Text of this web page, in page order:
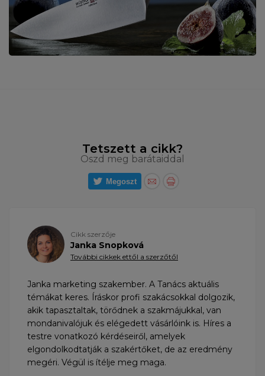
Tetszett a cikk?
Oszd meg barátaiddal
Megoszt
Cikk szerzője
Janka Snopková
További cikkek ettől a szerzőtől
Janka marketing szakember. A Tanács aktuális
témákat keres. Íráskor profi szakácsokkal dolgozik,
akik tapasztaltak, törődnek a szakmájukkal, van
mondanivalójuk és elégedett vásárlóink is. Híres a
testre vonatkozó kérdéseiről, amelyek
elgondolkodtatják a szakértőket, de az eredmény
megéri. Végül is ítélje meg maga.